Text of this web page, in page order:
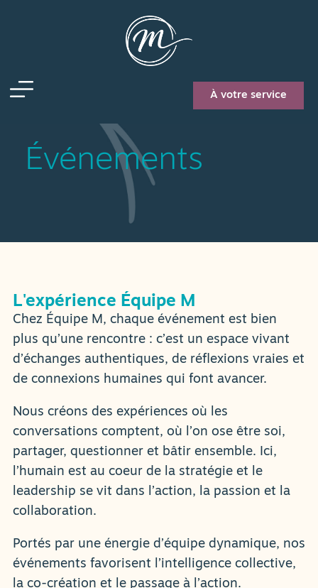
À votre service
authenticité
Événements
L'expérience Équipe M
Chez Équipe M, chaque événement est bien
plus qu’une rencontre : c’est un espace vivant
d’échanges authentiques, de réflexions vraies et
de connexions humaines qui font avancer.
Nous créons des expériences où les
conversations comptent, où l’on ose être soi,
partager, questionner et bâtir ensemble. Ici,
l’humain est au coeur de la stratégie et le
leadership se vit dans l’action, la passion et la
collaboration.
Portés par une énergie d’équipe dynamique, nos
événements favorisent l’intelligence collective,
la co-création et le passage à l’action.